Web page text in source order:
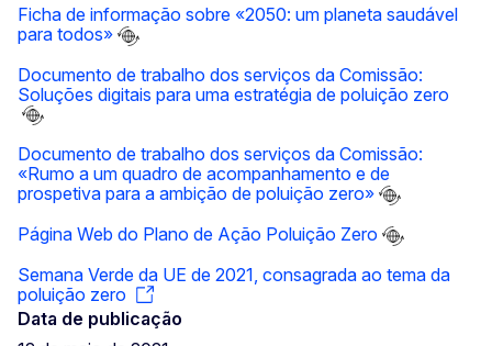
Ficha de informação sobre «2050: um planeta saudável
para todos»
Documento de trabalho dos serviços da Comissão:
Soluções digitais para uma estratégia de poluição zero
Documento de trabalho dos serviços da Comissão:
«Rumo a um quadro de acompanhamento e de
prospetiva para a ambição de poluição zero»
Página Web do Plano de Ação Poluição Zero
Semana Verde da UE de 2021, consagrada ao tema da
poluição zero
Data de publicação